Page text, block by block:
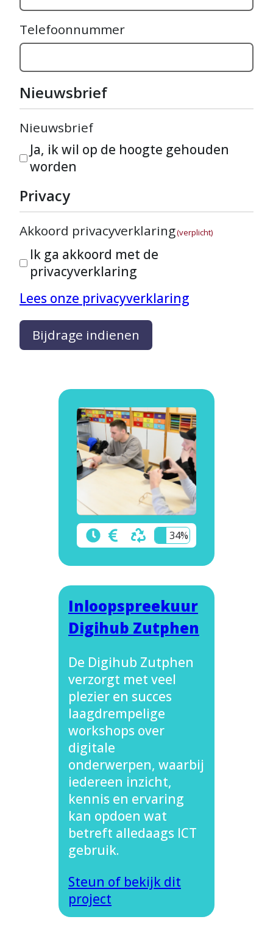
Telefoonnummer
Nieuwsbrief
Nieuwsbrief
Ja, ik wil op de hoogte gehouden
worden
Privacy
Akkoord privacyverklaring(verplicht)
Ik ga akkoord met de
privacyverklaring
Lees onze privacyverklaring
Bijdrage indienen
34%
Inloopspreekuur
Digihub Zutphen
De Digihub Zutphen
verzorgt met veel
plezier en succes
laagdrempelige
workshops over
digitale
onderwerpen, waarbij
iedereen inzicht,
kennis en ervaring
kan opdoen wat
betreft alledaags ICT
gebruik.
Steun of bekijk dit
project